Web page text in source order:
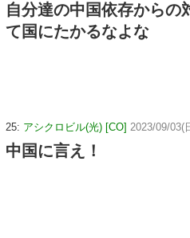
自分達の中国依存からの
て国にたかるなよな
25: アシクロビル(光) [CO] 2023/09/03(
中国に言え！